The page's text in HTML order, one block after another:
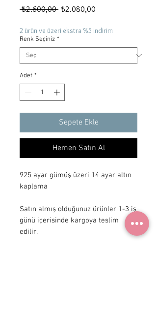
₺2.600,00 Normal
₺2.080,00
2 ürün ve üzeri ekstra %5 indirim
Renk Seçiniz *
Adet *
Sepete Ekle
Hemen Satın Al
925 ayar gümüş üzeri 14 ayar altın
kaplama
Satın almış olduğunuz ürünler 1-3 iş
günü içerisinde kargoya teslim
edilir.